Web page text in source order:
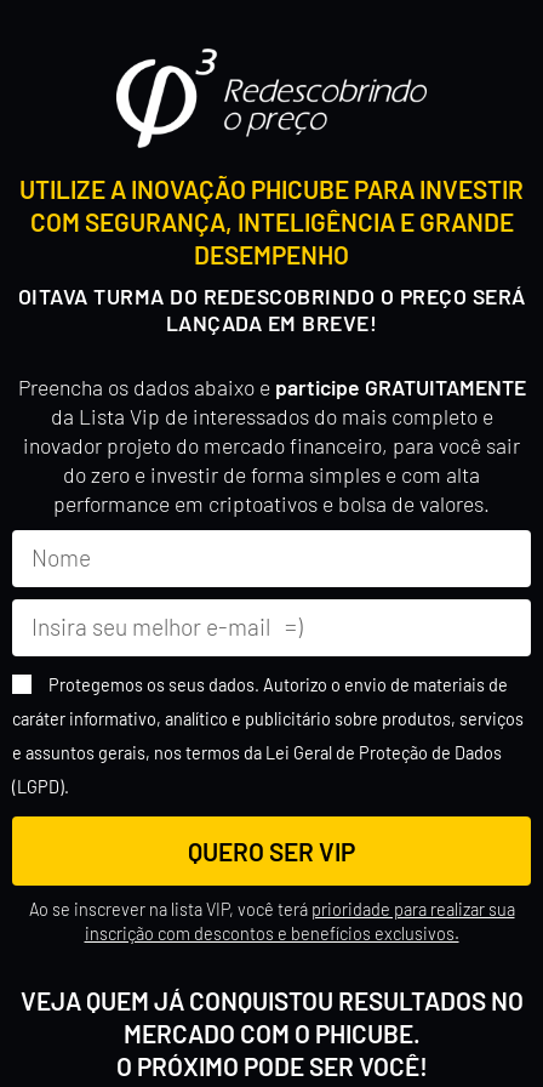
UTILIZE A INOVAÇÃO PHICUBE PARA INVESTIR
COM SEGURANÇA, INTELIGÊNCIA E GRANDE
DESEMPENHO
OITAVA TURMA DO REDESCOBRINDO O PREÇO SERÁ
LANÇADA EM BREVE!
Preencha os dados abaixo e participe GRATUITAMENTE
da Lista Vip de interessados do mais completo e
inovador projeto do mercado financeiro, para você sair
do zero e investir de forma simples e com alta
performance em criptoativos e bolsa de valores.
Protegemos os seus dados. Autorizo o envio de materiais de
caráter informativo, analítico e publicitário sobre produtos, serviços
e assuntos gerais, nos termos da Lei Geral de Proteção de Dados
(LGPD).
QUERO SER VIP
Ao se inscrever na lista VIP, você terá prioridade para realizar sua
inscrição com descontos e benefícios exclusivos.
VEJA QUEM JÁ CONQUISTOU RESULTADOS NO
MERCADO COM O PHICUBE.
O PRÓXIMO PODE SER VOCÊ!